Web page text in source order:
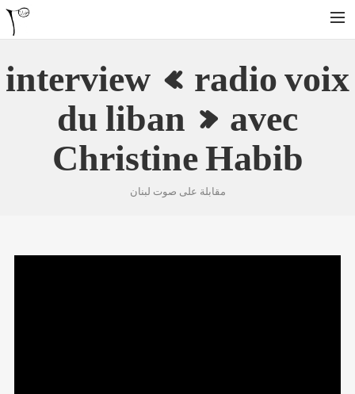
BIO
LA YARANA PROJECT
SHAZAYA BEIRUT PROJECT
TOUR DATES
interview « radio voix
du liban » avec
Christine Habib
مقابلة على صوت لبنان